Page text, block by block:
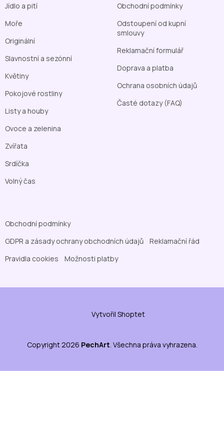
Jídlo a pití
Moře
Originální
Slavnostní a sezónní
Květiny
Pokojové rostliny
Listy a houby
Ovoce a zelenina
Zvířata
Srdíčka
Volný čas
Obchodní podmínky
Odstoupení od kupní
smlouvy
Reklamační formulář
Doprava a platba
Ochrana osobních údajů
Časté dotazy (FAQ)
Obchodní podmínky
GDPR a zásady ochrany obchodních údajů
Reklamační řád
Pravidla cookies
Možnosti platby
Vytvořil Shoptet
Copyright 2026 PechArt . Všechna práva vyhrazena.